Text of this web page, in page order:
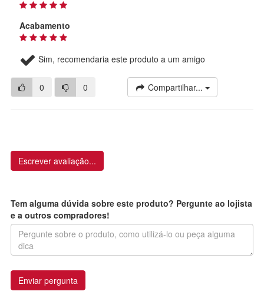
Acabamento
Sim, recomendaria este produto a um amigo
0 0 Compartilhar...
Escrever avaliação...
Tem alguma dúvida sobre este produto? Pergunte ao lojista
e a outros compradores!
Enviar pergunta